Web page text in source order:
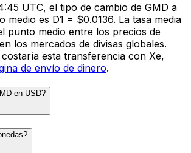
UTC, el tipo de cambio de GMD a
medio es D1 = $0.0136. La tasa media
punto medio entre los precios de
los mercados de divisas globales.
esta transferencia con Xe,
de envío de dinero.
en USD?